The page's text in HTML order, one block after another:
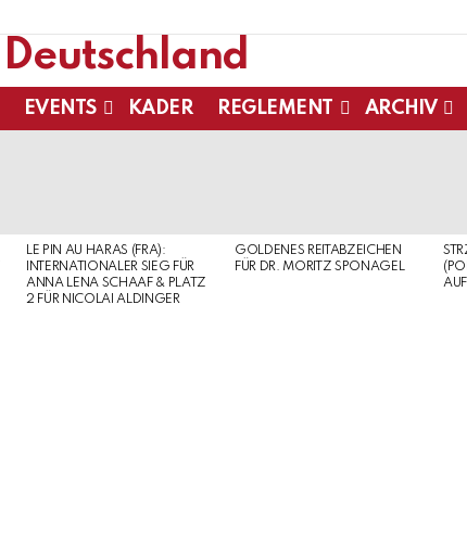
EVENTS KADER REGLEMENT ARCHIV
LE PIN AU HARAS (FRA):
INTERNATIONALER SIEG FÜR
ANNA LENA SCHAAF & PLATZ
2 FÜR NICOLAI ALDINGER
GOLDENES REITABZEICHEN
FÜR DR. MORITZ SPONAGEL